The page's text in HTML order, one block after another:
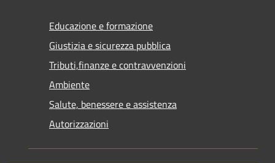
Educazione e formazione
Giustizia e sicurezza pubblica
Tributi,finanze e contravvenzioni
Ambiente
Salute, benessere e assistenza
Autorizzazioni